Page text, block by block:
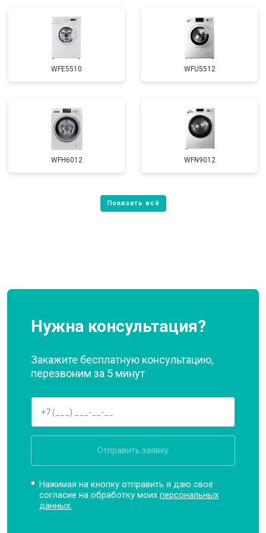
WFE5510 WFU5512
WFH6012 WFN9012
Нужна консультация?
Закажите бесплатную консультацию,
перезвоним за 5 минут
Отправить заявку
Нажимая на кнопку отправить я даю свое
согласие на обработку моихперсональных
данных.